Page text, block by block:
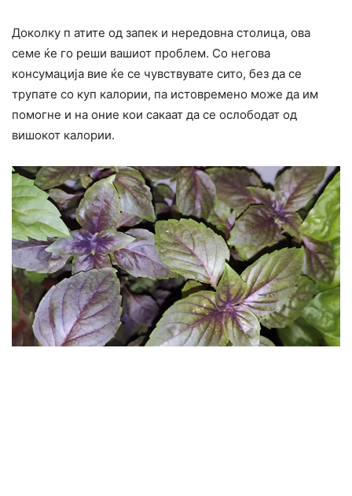
Доколку п атите од запек и нередовна столица, ова
семе ќе го реши вашиот проблем. Со негова
конcумација вие ќе се чувствувате сито, без да се
трупате со куп калории, па истовремено може да им
помогне и на оние кои сакаат да се ослободат од
вишокот калории.